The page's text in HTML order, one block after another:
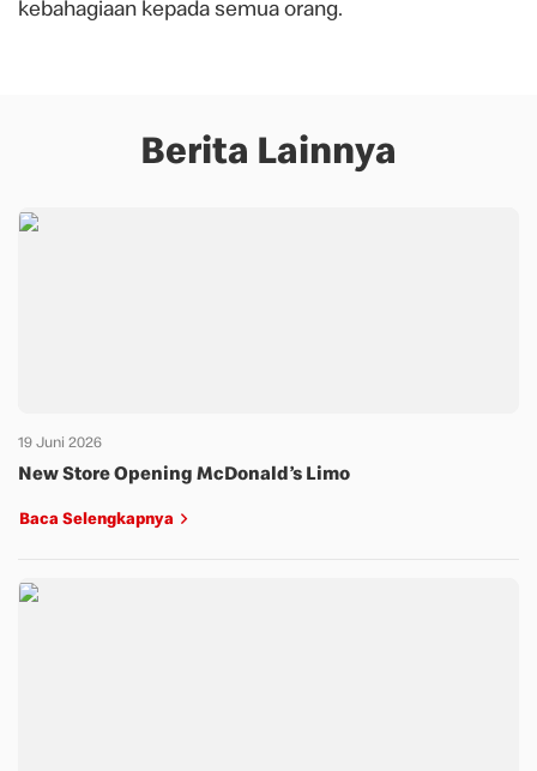
kebahagiaan kepada semua orang.
Berita Lainnya
19 Juni 2026
New Store Opening McDonald’s Limo
Baca Selengkapnya